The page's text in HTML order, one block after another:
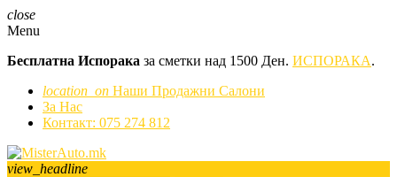
close
Menu
Бесплатна Испорака за сметки над 1500 Ден. ИСПОРАКА.
location_on Наши Продажни Салони
За Нас
Контакт: 075 274 812
view_headline